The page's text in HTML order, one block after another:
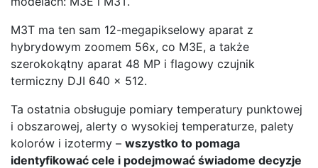
M3T ma ten sam 12-megapikselowy aparat z
hybrydowym zoomem 56x, co M3E, a także
szerokokątny aparat 48 MP i flagowy czujnik
termiczny DJI 640 × 512.
Ta ostatnia obsługuje pomiary temperatury punktowej
i obszarowej, alerty o wysokiej temperaturze, palety
kolorów i izotermy – wszystko to pomaga
identyfikować cele i podejmować świadome decyzje